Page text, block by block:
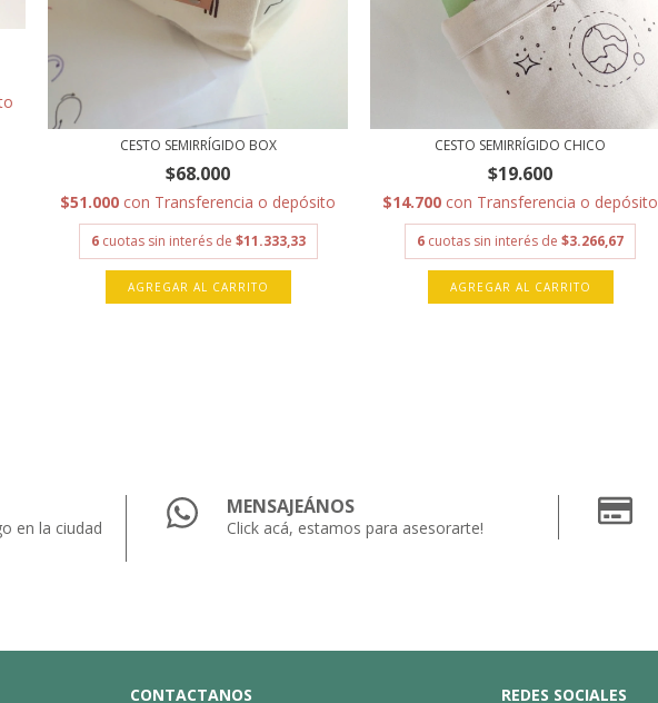
CESTO SEMIRRÍGIDO BOX
$68.000
$51.000 con Transferencia o depósito
6 cuotas sin interés de $11.333,33
AGREGAR AL CARRITO
CESTO SEMIRRÍGIDO CHICO
$19.600
$14.700 con Transferencia o depósito
6 cuotas sin interés de $3.266,67
AGREGAR AL CARRITO
en la ciudad
MENSAJEÁNOS
Click acá, estamos para asesorarte!
CONTACTANOS REDES SOCIALES